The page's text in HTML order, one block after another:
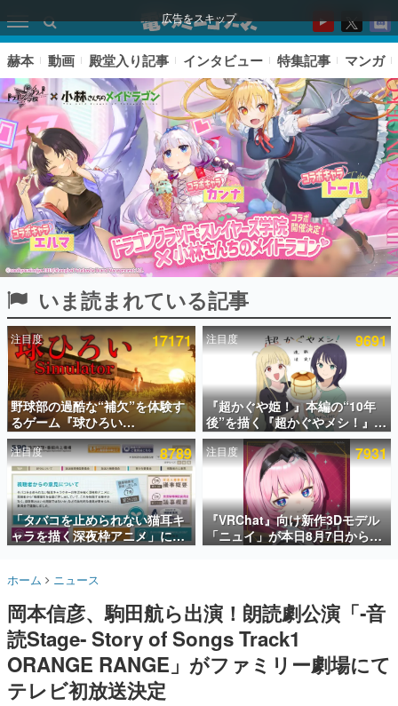
広告をスキップ
ピックアップ
電ファミのいま読まれている記事ランキング
アプリセール情報
インタビュー
連載・特集一覧
殿堂入り記事
SNS拡散数が数千以上！ ページビュー数万以上！ などな
ど。多くの人々に読まれた、電ファミ渾身の“殿堂入り”記
事をまとめました。
名作ゲームクリエイターの方々に製作時のエピソードをお
きます。
赫本
この物語を解いてはいけない。『赫本』は、〈試験問題〉
の形をした短編ホラー小説集です。
赫本 動画 殿堂入り記事 インタビュー 特集記事 マンガ
いま読まれている記事
注目度 17171
野球部の過酷な“補欠”を体験す
るゲーム『球ひろい
Simulator』が「1件」のウィッ
シュリストをもとにチェコ語に
対応しSNSで話題に。『キング
ダム・カム』開発元やチェコの
プロ野球選手から称賛の声
注目度 9691
『超かぐや姫！』本編の“10年
後”を描く『超かぐやメシ！』
Web連載決定。新たなWebマン
ガレーベル「ビビビコミック」
にて特別話が掲載スタート、あ
のお話には…まだ続きがある！
注目度 8789
「タバコを止められない猫耳キ
ャラを描く深夜枠アニメ」に視
聴者の一部から批判意見。違法
て、BPOが議論を交わす
注目度 7931
『VRChat』向け新作3Dモデル
「ニュイ」が本日8月7日から
BOOTHにて発売。瞳に光る星
ホーム ニュース
岡本信彦、駒田航ら出演！朗読劇公演「‐音
読Stage‐ Story of Songs Track1
ORANGE RANGE」がファミリー劇場にて
テレビ初放送決定